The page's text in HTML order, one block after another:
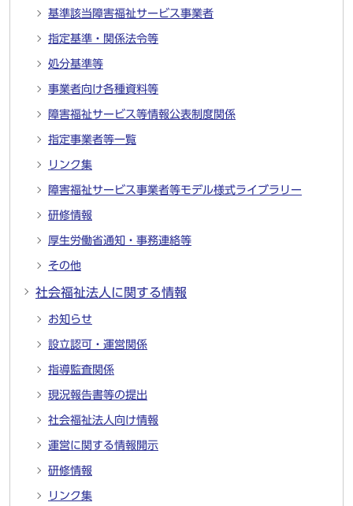
基準該当障害福祉サービス事業者
指定基準・関係法令等
処分基準等
事業者向け各種資料等
障害福祉サービス等情報公表制度関係
指定事業者等一覧
リンク集
障害福祉サービス事業者等モデル様式ライブラリー
研修情報
厚生労働省通知・事務連絡等
その他
社会福祉法人に関する情報
お知らせ
設立認可・運営関係
指導監査関係
現況報告書等の提出
社会福祉法人向け情報
運営に関する情報開示
研修情報
リンク集